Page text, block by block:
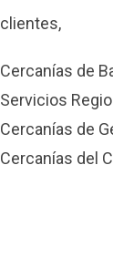
clientes,
Cercanías de
Servicios
Cercanías de
Cercanías del